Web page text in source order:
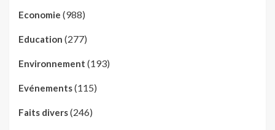
Economie (988)
Education (277)
Environnement (193)
Evénements(115)
Faits divers(246)